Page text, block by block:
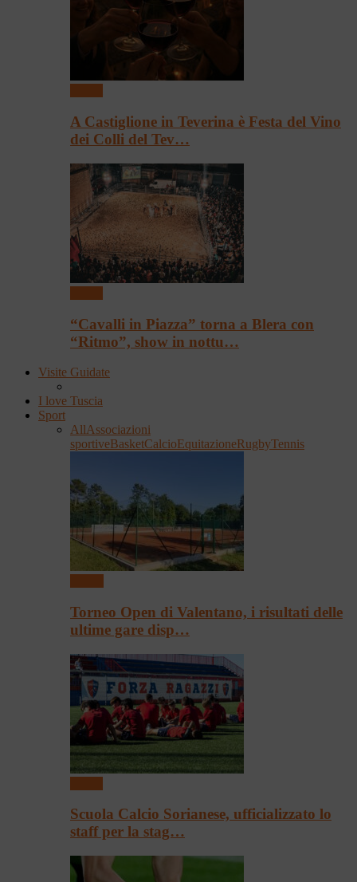
A Castiglione in Teverina è Festa del Vino
dei Colli del Tev…
“Cavalli in Piazza” torna a Blera con
“Ritmo”, show in nottu…
Visite Guidate
I love Tuscia
Sport
AllAssociazioni
sportiveBasketCalcioEquitazioneRugbyTennis
Torneo Open di Valentano, i risultati delle
ultime gare disp…
Scuola Calcio Sorianese, ufficializzato lo
staff per la stag…